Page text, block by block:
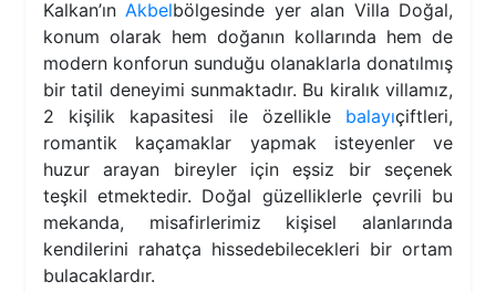
Kalkan’ınAkbelbölgesinde yer alan Villa Doğal,
konum olarak hem doğanın kollarında hem de
modern konforun sunduğu olanaklarla donatılmış
bir tatil deneyimi sunmaktadır. Bu kiralık villamız,
2 kişilik kapasitesi ile özellikle balayıçiftleri,
romantik kaçamaklar yapmak isteyenler ve
huzur arayan bireyler için eşsiz bir seçenek
teşkil etmektedir. Doğal güzelliklerle çevrili bu
mekanda, misafirlerimiz kişisel alanlarında
kendilerini rahatça hissedebilecekleri bir ortam
bulacaklardır.